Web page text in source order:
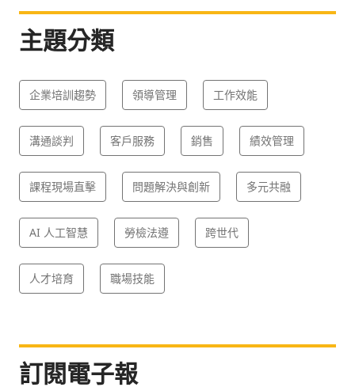
主題分類
企業培訓趨勢 領導管理 工作效能
溝通談判 客戶服務 銷售 績效管理
課程現場直擊 問題解決與創新 多元共融
AI 人工智慧 勞檢法遵 跨世代
人才培育 職場技能
訂閱電子報